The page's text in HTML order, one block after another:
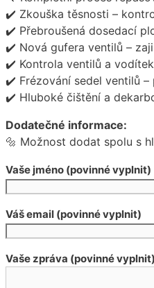
✔️ Zkouška těsnosti –
✔️ Přebroušená dosedací
✔️ Nová gufera ventilů –
✔️ Kontrola ventilů a
✔️ Frézování sedel ventilů –
✔️ Hluboké čištění a
Dodatečné informace:
🔩 Možnost dodat spolu s
Vaše jméno (povinné vyplnit)
Váš email (povinné vyplnit)
Vaše zpráva (povinné vyplnit)